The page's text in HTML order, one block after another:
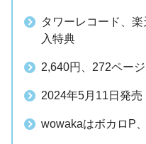
タワーレコード、
入特典
2,640円、272ページ
2024年5月11日発売
wowakaはボカロP